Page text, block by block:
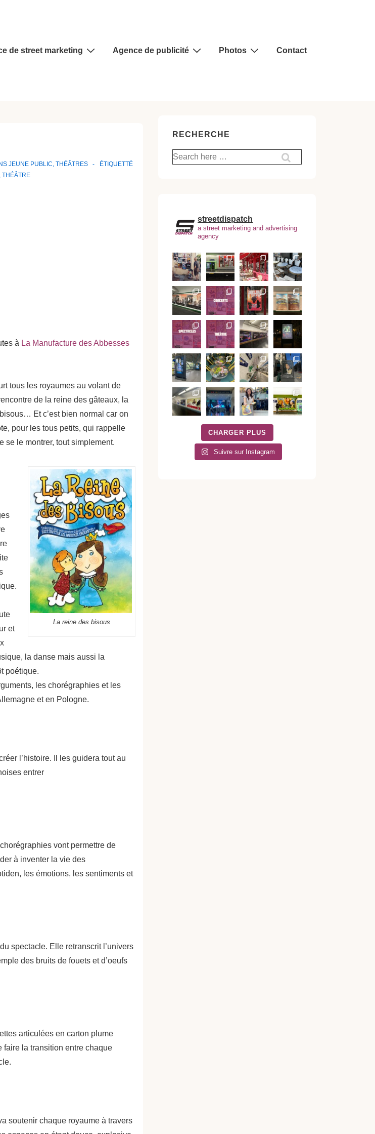
de street marketing Agence de publicité Photos Contact
JEUNE PUBLIC, THÉÂTRES
ÉTIQUETTÉ
, THÉÂTRE
à La Manufacture des Abbesses
tous les royaumes au volant de
de la reine des gâteaux, la
Et c’est bien normal car on
pour les tous petits, qui rappelle
se le montrer, tout simplement.
La reine des bisous
et
la danse mais aussi la
poétique.
les chorégraphies et les
et en Pologne.
l’histoire. Il les guidera tout au
entrer
vont permettre de
à inventer la vie des
les émotions, les sentiments et
spectacle. Elle retranscrit l’univers
des bruits de fouets et d’oeufs
articulées en carton plume
faire la transition entre chaque
soutenir chaque royaume à travers
RECHERCHE
Recherche
pour:
streetdispatch
a street marketing and advertising
agency
CHARGER PLUS
Suivre sur Instagram